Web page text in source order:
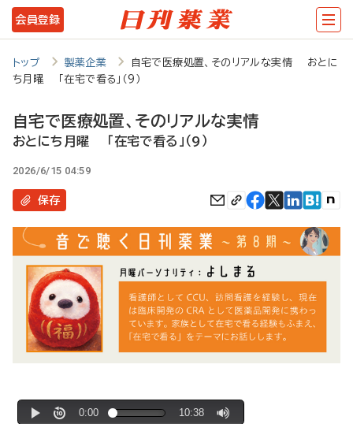
メ
イ
テ
ツ
に
会員登録
トップ 製薬企業
自宅で医療処置、そのリアルな実情 おとに
ち月曜 「在宅で看る」（9）
自宅で医療処置、そのリアルな実情
おとにち月曜 「在宅で看る」（9）
2026/6/15 04:59
保存